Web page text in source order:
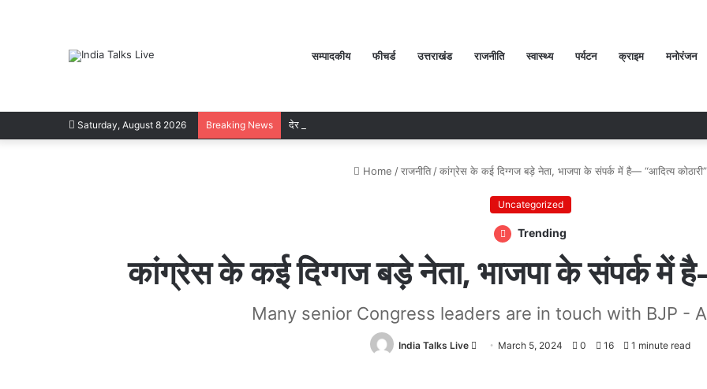
सम्पादकीय फीचर्ड उत्तराखंड राजनीति स्वास्थ्य पर्यटन क्राइम मनोरंजन
Saturday, August 8 2026 Breaking News देर रात क्रिकेटर ऋषभ पंत ने सीएम धामी से लगाई गुहार, बोले ‘मुझे रहने के लिए जगह नहीं मिल रही’
Home /राजनीति /कांग्रेस के कई दिग्गज बड़े नेता, भाजपा के संपर्क में है— “आदित्य कोठारी”
Uncategorized
Trending
कांग्रेस के कई दिग्गज बड़े नेता, भाजपा के संपर्क में
Many senior Congress leaders are in touch with BJP -
India Talks Live
SendMarch 5, 2024 0 16 1 minute read